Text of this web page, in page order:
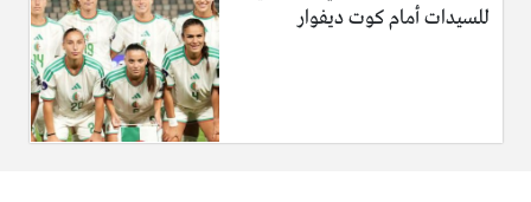
للسيدات أمام كوت ديفوار